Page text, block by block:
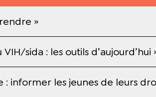
»
sida : les outils d’aujourd’hui
: informer les jeunes de leurs